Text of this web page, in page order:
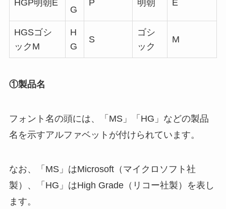
HGP明朝E
G
P 明朝 E
HGSゴシ
ックM
H
G
S
ゴシ
ック
M
①製品名
フォント名の頭には、「MS」「HG」などの製品
名を示すアルファベットが付けられています。
なお、「MS」はMicrosoft（マイクロソフト社
製）、「HG」はHigh Grade（リコー社製）を表し
ます。